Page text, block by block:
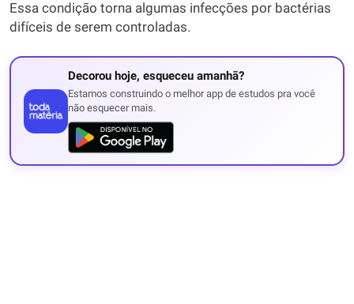
Essa condição torna algumas infecções por bactérias
difíceis de serem controladas.
Decorou hoje, esqueceu amanhã?
Estamos construindo o melhor app de estudos pra você
não esquecer mais.